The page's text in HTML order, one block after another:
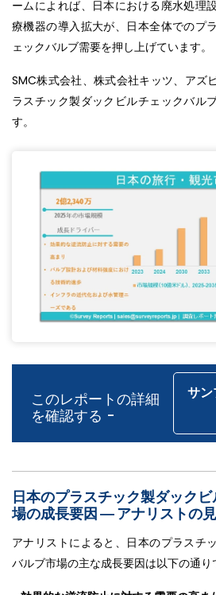
ームによれば、日本における廃水処理
療機器の導入拡大が、日本全体でのプ
ェックバルブ需要を押し上げています。
SMC株式会社、株式会社キッツ、アズ
ラスチック製ダックビルチェックバル
す。
このレポートの詳細
を確認する -
サ
日本のプラスチック製ダック
場の成長要因 ― アナリストの
アナリストによると、日本のプラスチ
バルブ市場の主な成長要因は以下の通り